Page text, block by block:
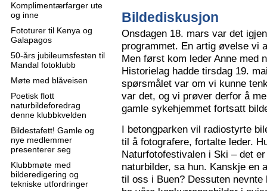
Komplimentærfarger ute
og inne
Fototurer til Kenya og
Galapagos
50-års jubileumsfesten til
Mandal fotoklubb
Møte med blåveisen
Poetisk flott
naturbildeforedrag
denne klubbkvelden
Bildestafett! Gamle og
nye medlemmer
presenterer seg
Klubbmøte med
bilderedigering og
tekniske utfordringer
Bildediskusjon
Onsdagen 18. mars var det
programmet. En artig øvelse vi
Men først kom leder Anne med
Historielag hadde tirsdag 19.
spørsmålet var om vi kunne
var det, og vi prøver derfor å
gamle sykehjemmet fortsatt
I betongparken vil radiostyrte
til å fotografere, fortalte leder.
Naturfotofestivalen i Ski – det
naturbilder, sa hun. Kanskje en
til oss i Buen? Dessuten